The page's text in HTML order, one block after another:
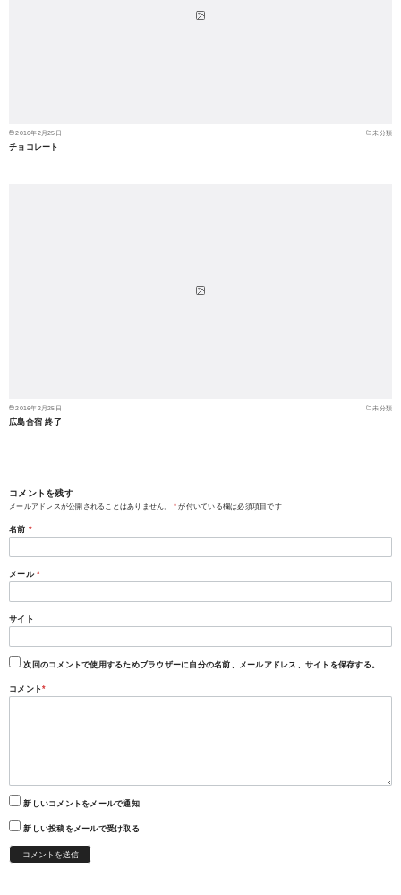
2016年2月25日 未分類
チョコレート
2016年2月25日 未分類
広島合宿 終了
コメントを残す
メールアドレスが公開されることはありません。 * が付いている欄は必須項目です
名前 *
メール *
サイト
次回のコメントで使用するためブラウザーに自分の名前、メールアドレス、サイトを保存する。
コメント*
新しいコメントをメールで通知
新しい投稿をメールで受け取る